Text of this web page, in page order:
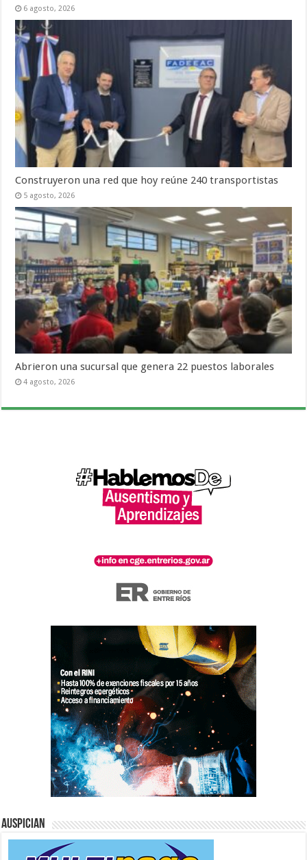
6 agosto, 2026
Construyeron una red que hoy reúne 240 transportistas
5 agosto, 2026
Abrieron una sucursal que genera 22 puestos laborales
4 agosto, 2026
Auspician